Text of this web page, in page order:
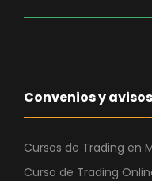
Convenios y avisos
Cursos de Trading en
Curso de Trading